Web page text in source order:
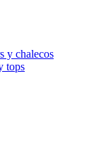
y chalecos
tops